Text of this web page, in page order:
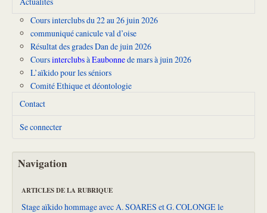
Cours interclubs du 22 au 26 juin 2026
communiqué canicule val d’oise
Résultat des grades Dan de juin 2026
CoursinterclubsàEaubonnede mars à juin 2026
L’aïkido pour les séniors
Comité Ethique et déontologie
Contact
Se connecter
Navigation
ARTICLES DE LA RUBRIQUE
Stage aïkido hommage avec A. SOARES et G. COLONGE le